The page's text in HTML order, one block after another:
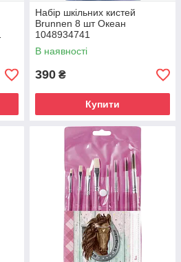
Набір шкільних кистей
Brunnen 8 шт Океан
1048934741
В наявності
390 ₴
Купити